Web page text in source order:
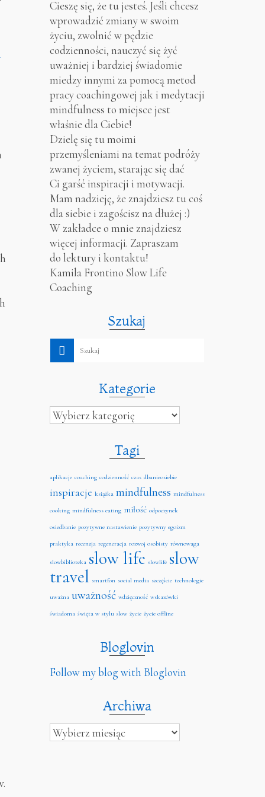
Cieszę się, że tu jesteś. Jeśli chcesz
wprowadzić zmiany w swoim
życiu, zwolnić w pędzie
codzienności, nauczyć się żyć
uważniej i bardziej świadomie
miedzy innymi za pomocą metod
pracy coachingowej jak i medytacji
mindfulness to miejsce jest
właśnie dla Ciebie!
Dzielę się tu moimi
przemyśleniami na temat podróży
zwanej życiem, starając się dać
Ci garść inspiracji i motywacji.
Mam nadzieję, że znajdziesz tu coś
dla siebie i zagościsz na dłużej :)
W zakładce o mnie znajdziesz
więcej informacji. Zapraszam
do lektury i kontaktu!
Kamila Frontino Slow Life
Coaching
Szukaj
Kategorie
Kategorie
Tagi
aplikacje coaching codzienność czas dbanieosiebie
inspiracje książka mindfulness mindfulness
cooking mindfulness eating miłość odpoczynek
osiedbanie pozytywne nastawienie pozytywny egoizm
praktyka recenzja regeneracja rozwoj osobisty równowaga
slowbiblioteka slow life slowlife slow
travel smartfon social media szczęście technologie
uważna uważność wdzięczność wskazówki
świadoma święta w stylu slow życie życie offline
Bloglovin
Follow my blog with Bloglovin
Archiwa
Archiwa